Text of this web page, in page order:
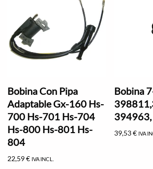
Bobina Con Pipa
Adaptable Gx-160 Hs-
700 Hs-701 Hs-704
Hs-800 Hs-801 Hs-
804
22,59€ IVA INCL.
Bobina
39,53€ IVA